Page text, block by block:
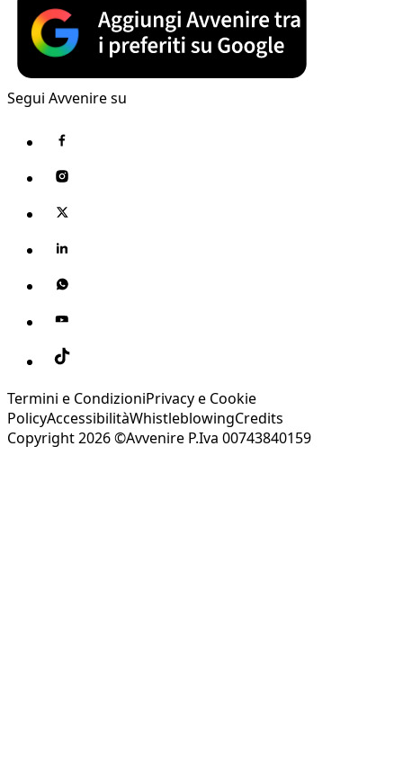
Segui Avvenire su
Termini e CondizioniPrivacy e Cookie
PolicyAccessibilitàWhistleblowingCredits
Copyright 2026 ©Avvenire P.Iva 00743840159